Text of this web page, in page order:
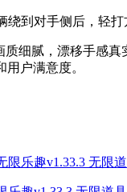
到对手侧后，轻打
细腻，漂移手感
户满意度。